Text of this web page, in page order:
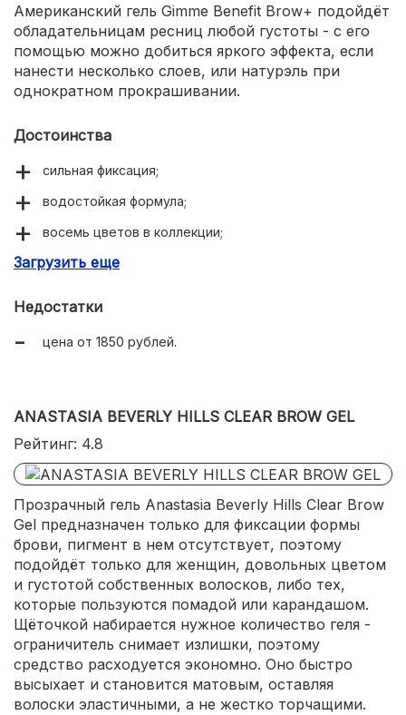
Американский гель Gimme Benefit Brow+ подойдёт
обладательницам ресниц любой густоты - с его
помощью можно добиться яркого эффекта, если
нанести несколько слоев, или натурэль при
однократном прокрашивании.
Достоинства
сильная фиксация;
водостойкая формула;
восемь цветов в коллекции;
матовое покрытие без жесткой корочки.
Загрузить еще
Недостатки
цена от 1850 рублей.
ANASTASIA BEVERLY HILLS CLEAR BROW GEL
Рейтинг: 4.8
Прозрачный гель Anastasia Beverly Hills Clear Brow
Gel предназначен только для фиксации формы
брови, пигмент в нем отсутствует, поэтому
подойдёт только для женщин, довольных цветом
и густотой собственных волосков, либо тех,
которые пользуются помадой или карандашом.
Щёточкой набирается нужное количество геля -
ограничитель снимает излишки, поэтому
средство расходуется экономно. Оно быстро
высыхает и становится матовым, оставляя
волоски эластичными, а не жестко торчащими.